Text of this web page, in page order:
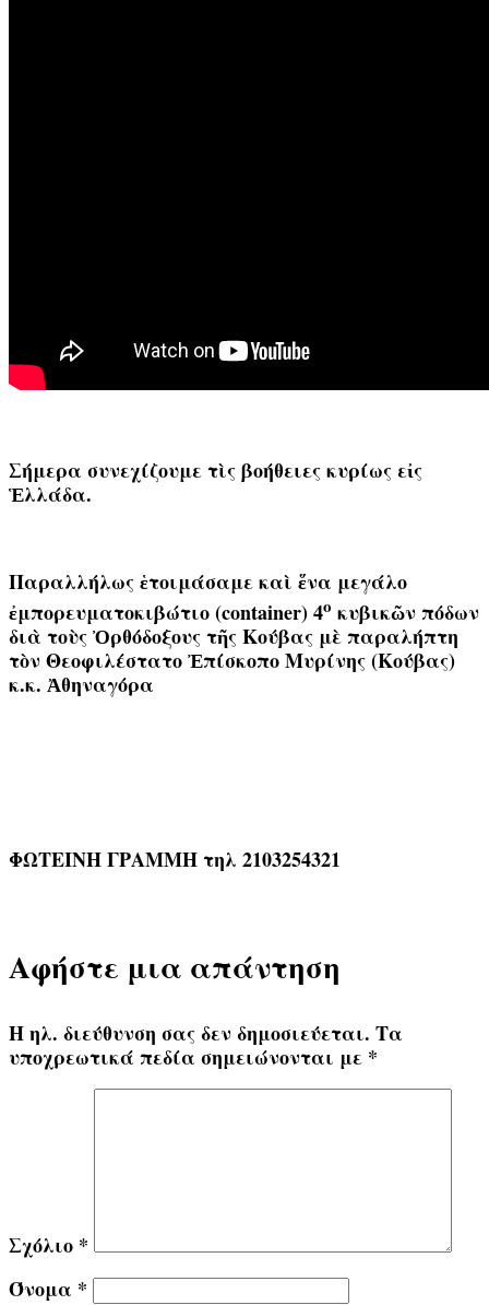
Σήμερα συνεχίζουμε τὶς βοήθειες κυρίως εἰς
Ἑλλάδα.
Παραλλήλως ἑτοιμάσαμε καὶ ἕνα μεγάλο
ἐμπορευματοκιβώτιο (container) 4ο κυβικῶν πόδων
διὰ τοὺς Ὀρθόδοξους τῆς Κούβας μὲ παραλήπτη
τὸν Θεοφιλέστατο Ἐπίσκοπο Μυρίνης (Κούβας)
κ.κ. Ἀθηναγόρα
ΦΩΤΕΙΝΗ ΓΡΑΜΜΗ τηλ 2103254321
Αφήστε μια απάντηση
Η ηλ. διεύθυνση σας δεν δημοσιεύεται. Τα
υποχρεωτικά πεδία σημειώνονται με *
Σχόλιο *
Όνομα *